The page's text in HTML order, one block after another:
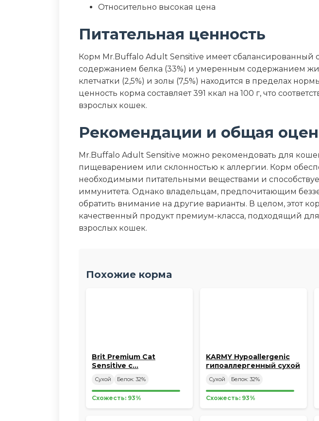
Относительно высокая цена
Питательная ценность
Корм Mr.Buffalo Adult Sensitive имеет сбалансированный
содержанием белка (33%) и умеренным содержанием
клетчатки (2,5%) и золы (7,5%) находится в пределах
ценность корма составляет 391 ккал на 100 г, что
взрослых кошек.
Рекомендации и общая
Mr.Buffalo Adult Sensitive можно рекомендовать для
пищеварением или склонностью к аллергии. Корм
необходимыми питательными веществами и
иммунитета. Однако владельцам, предпочитающим
обратить внимание на другие варианты. В целом, этот
качественный продукт премиум-класса, подходящий
взрослых кошек.
Похожие корма
Brit Premium Cat
Sensitive с…
Сухой Белок: 32%
Схожесть: 93%
KARMY Hypoallergenic
гипоаллергенный сухой
Сухой Белок: 32%
Схожесть: 93%